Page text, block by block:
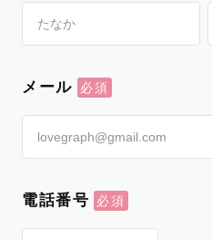
メール
電話番号